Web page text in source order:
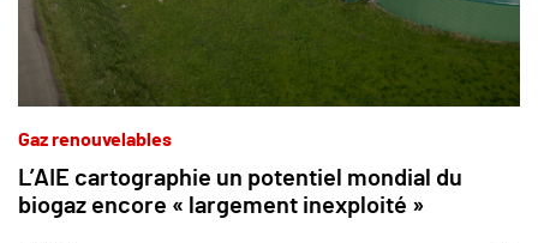
Gaz renouvelables
L’AIE cartographie un potentiel mondial du
biogaz encore « largement inexploité »